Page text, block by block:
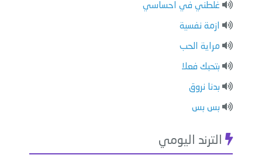
غلطني في احساسي
ازمة نفسية
مراية الحب
بتحبك فعلا
بدنا نروق
بس بس
الترند اليومي